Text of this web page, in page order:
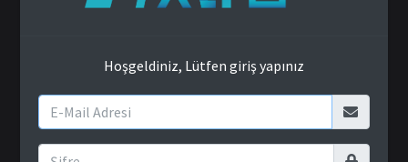
Hoşgeldiniz, Lütfen giriş yapınız